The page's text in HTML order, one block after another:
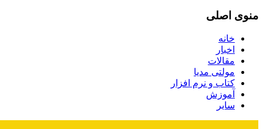
منوی اصلی
خانه
اخبار
مقالات
مولتی مدیا
کتاب و نرم افزار
آموزش
سایر